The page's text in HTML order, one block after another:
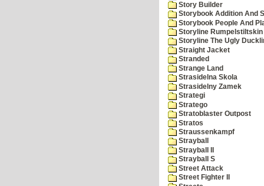
Story Builder
Storybook Addition And
Storybook People And
Storyline Rumpelstiltskin
Storyline The Ugly
Straight Jacket
Stranded
Strange Land
Strasidelna Skola
Strasidelny Zamek
Strategi
Stratego
Stratoblaster Outpost
Stratos
Straussenkampf
Strayball
Strayball II
Strayball S
Street Attack
Street Fighter II